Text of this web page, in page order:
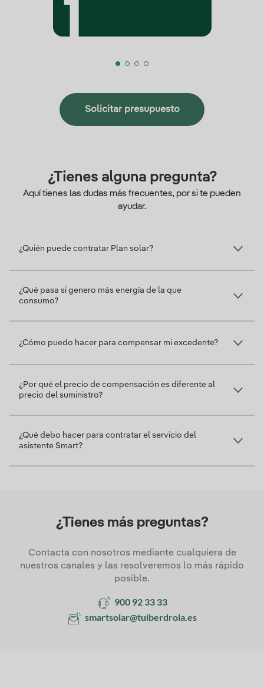
Solicitar presupuesto
¿Tienes alguna pregunta?
Aquí tienes las dudas más frecuentes, por si te pueden
ayudar.
¿Quién puede contratar Plan solar?
¿Qué pasa si genero más energía de la que
consumo?
¿Cómo puedo hacer para compensar mi excedente?
¿Por qué el precio de compensación es diferente al
precio del suministro?
¿Qué debo hacer para contratar el servicio del
asistente Smart?
¿Tienes más preguntas?
Contacta con nosotros mediante cualquiera de
nuestros canales y las resolveremos lo más rápido
posible.
900 92 33 33
smartsolar@tuiberdrola.es